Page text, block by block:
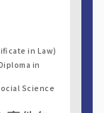
in Law)
in
Science